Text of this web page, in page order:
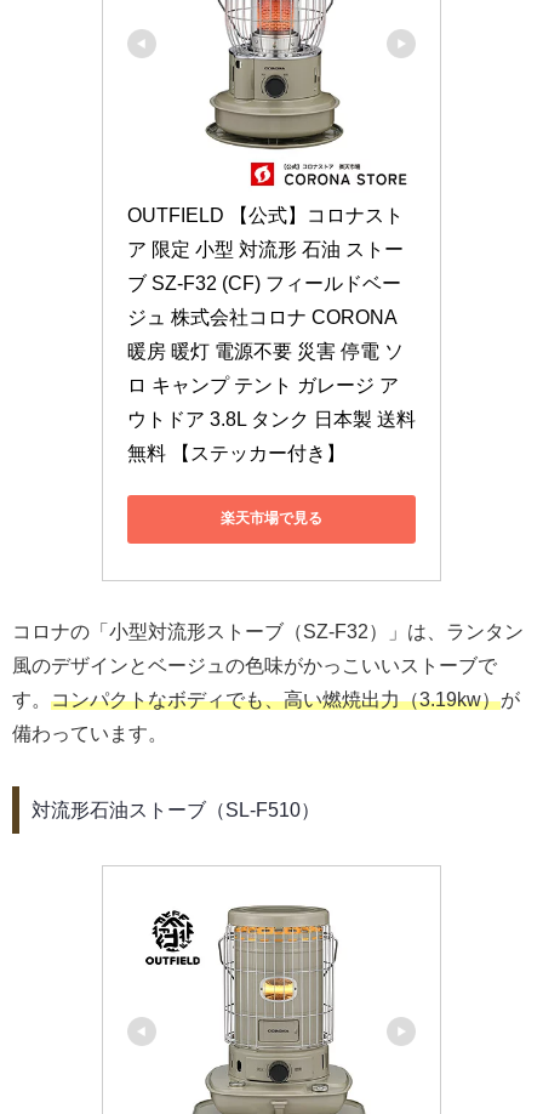
OUTFIELD 【公式】コロナスト
ア 限定 小型 対流形 石油 ストー
ブ SZ-F32 (CF) フィールドベー
ジュ 株式会社コロナ CORONA
暖房 暖灯 電源不要 災害 停電 ソ
ロ キャンプ テント ガレージ ア
ウトドア 3.8L タンク 日本製 送料
無料 【ステッカー付き】
楽天市場で見る
コロナの「小型対流形ストーブ（SZ-F32）」は、ランタン
風のデザインとベージュの色味がかっこいいストーブで
す。 コンパクトなボディでも、高い燃焼出力（3.19kw）が
備わっています。
対流形石油ストーブ（SL-F510）